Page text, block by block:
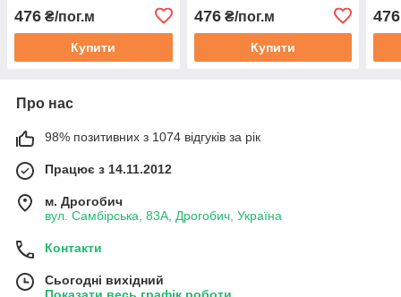
та повсті, товщ. 3мм, шир.
165см, Туреччина
476 ₴/пог.м
Купити
165см, Туреччина
476₴/пог.м
Купити
476
Про нас
98% позитивних з 1074 відгуків за рік
Працює з 14.11.2012
м. Дрогобич
вул. Самбірська, 83А, Дрогобич, Україна
Контакти
Сьогодні вихідний